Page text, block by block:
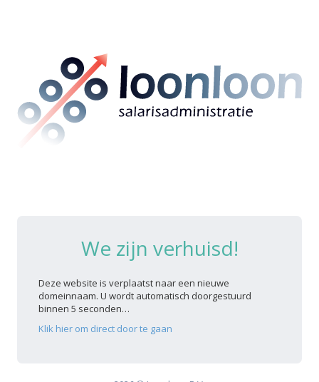
We zijn verhuisd!
Deze website is verplaatst naar een nieuwe
domeinnaam. U wordt automatisch doorgestuurd
binnen 5 seconden…
Klik hier om direct door te gaan